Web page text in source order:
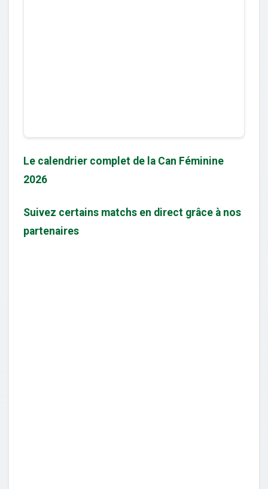
Le calendrier complet de la Can Féminine
2026
Suivez certains matchs en direct grâce à nos
partenaires